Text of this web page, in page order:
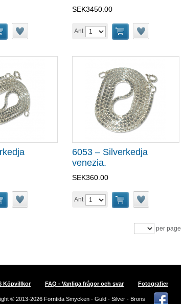
SEK3450.00
Ant
6053 – Silverkedja
venezia.
SEK360.00
Ant
per page
Köpvillkor FAQ - Vanliga frågor och svar Fotografier
© 2013-2026 Forntida Smycken - Guld - Silver - Brons